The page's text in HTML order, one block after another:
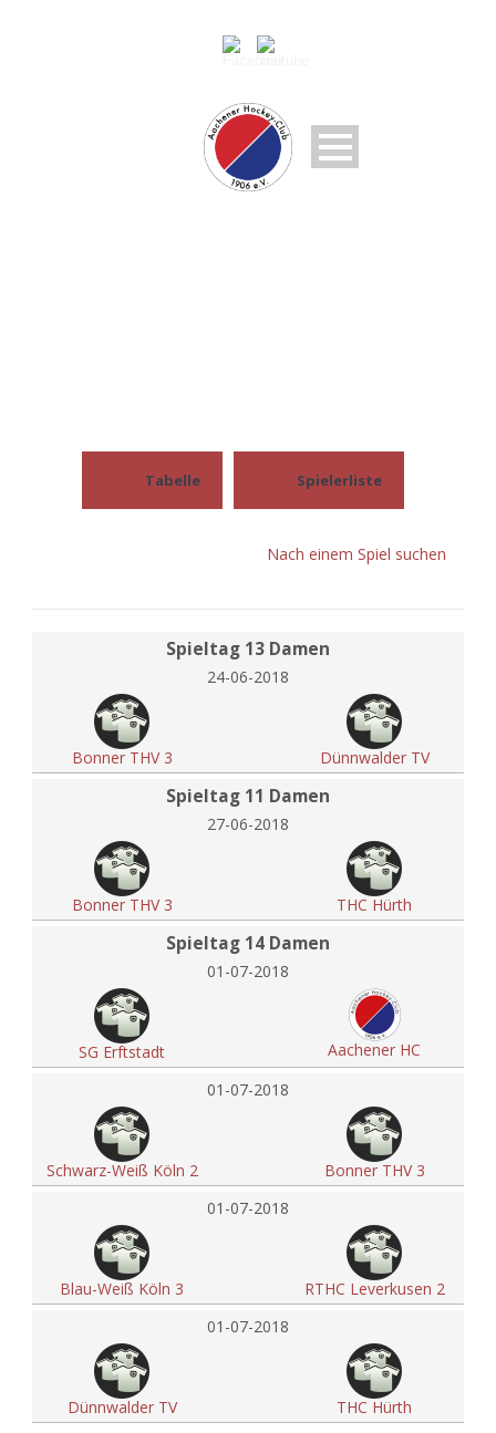
Tabelle Spielerliste
Nach einem Spiel suchen
Spieltag 13 Damen
24-06-2018
Bonner THV 3 Dünnwalder TV
Spieltag 11 Damen
27-06-2018
Bonner THV 3 THC Hürth
Spieltag 14 Damen
01-07-2018
SG Erftstadt
Aachener HC
01-07-2018
Schwarz-Weiß Köln 2
Bonner THV 3
01-07-2018
Blau-Weiß Köln 3
RTHC Leverkusen 2
01-07-2018
Dünnwalder TV THC Hürth